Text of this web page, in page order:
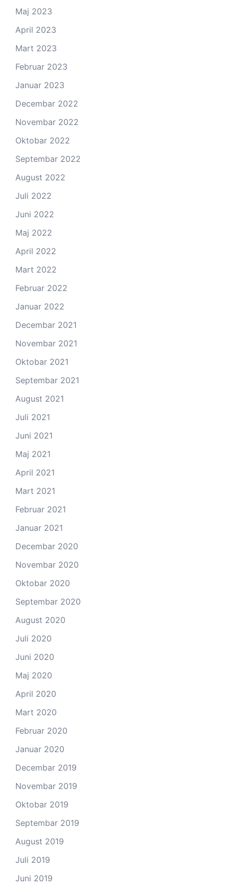
Maj 2023
April 2023
Mart 2023
Februar 2023
Januar 2023
Decembar 2022
Novembar 2022
Oktobar 2022
Septembar 2022
August 2022
Juli 2022
Juni 2022
Maj 2022
April 2022
Mart 2022
Februar 2022
Januar 2022
Decembar 2021
Novembar 2021
Oktobar 2021
Septembar 2021
August 2021
Juli 2021
Juni 2021
Maj 2021
April 2021
Mart 2021
Februar 2021
Januar 2021
Decembar 2020
Novembar 2020
Oktobar 2020
Septembar 2020
August 2020
Juli 2020
Juni 2020
Maj 2020
April 2020
Mart 2020
Februar 2020
Januar 2020
Decembar 2019
Novembar 2019
Oktobar 2019
Septembar 2019
August 2019
Juli 2019
Juni 2019